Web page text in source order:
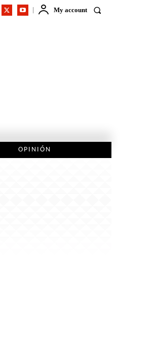
My account
OPINIÓN